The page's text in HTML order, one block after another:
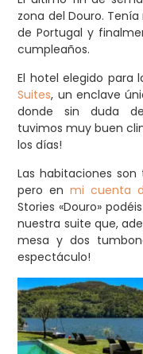
zona del Douro.
de Portugal y
cumpleaños.
El hotel elegido para
Suites, un enclave
donde sin duda
tuvimos muy buen
los días!
Las habitaciones
pero en mi cuenta
Stories «Douro»
nuestra suite que,
mesa y dos
espectáculo!